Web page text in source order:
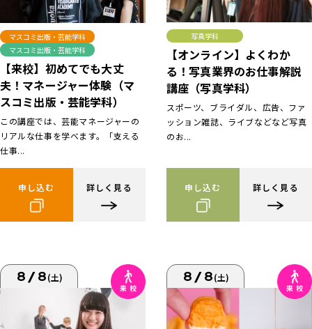
マスコミ出版・芸能学科
マスコミ出版・芸能学科
【来校】初めてでも大丈
夫！マネージャー体験（マ
スコミ出版・芸能学科）
この講座では、芸能マネージャーの
リアルな仕事を学べます。「支える
仕事...
申し込む 詳しく見る
写真学科
【オンライン】よくわか
る！写真業界のお仕事解説
講座（写真学科）
スポーツ、ブライダル、広告、ファ
ッション雑誌、ライブなどなど写真
のお...
申し込む 詳しく見る
8/8(土) 8/8(土)